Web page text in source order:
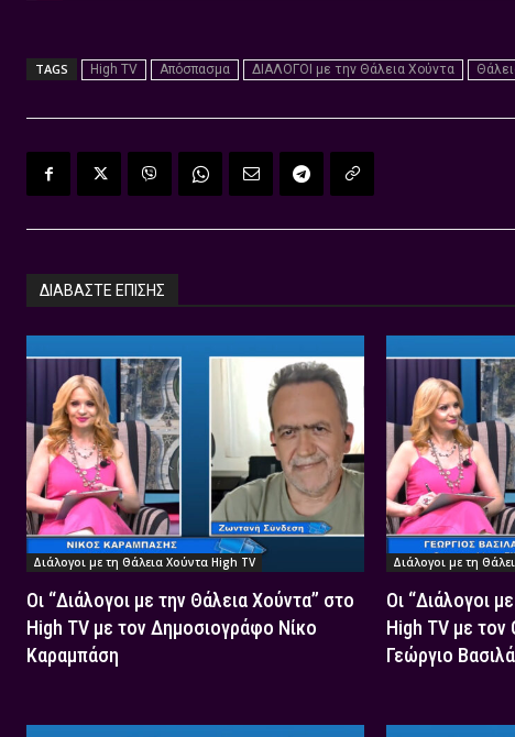
TAGS High TV Απόσπασμα ΔΙΑΛΟΓΟΙ με την Θάλεια Χούντα
ΔΙΑΒΑΣΤΕ ΕΠΙΣΗΣ
Διάλογοι με τη Θάλεια Χούντα High TV
Οι “Διάλογοι με την Θάλεια Χούντα” στο
High TV με τον Δημοσιογράφο Νίκο
Καραμπάση
Διάλογοι με τη
Οι “Διάλογοι
High TV με
Γεώργιο